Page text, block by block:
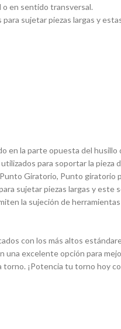
o en sentido transversal.
sujetar piezas largas y
la parte opuesta del
para soportar la pieza
Giratorio, Punto
sujetar piezas largas y este
la sujeción de
con los más altos
excelente opción para
¡Potencia tu torno hoy